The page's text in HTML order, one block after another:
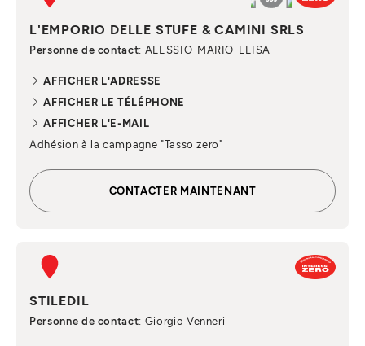
L'EMPORIO DELLE STUFE & CAMINI SRLS
Personne de contact: ALESSIO-MARIO-ELISA
AFFICHER L'ADRESSE
AFFICHER LE TÉLÉPHONE
AFFICHER L'E-MAIL
Adhésion à la campagne "Tasso zero"
CONTACTER MAINTENANT
STILEDIL
Personne de contact: Giorgio Venneri